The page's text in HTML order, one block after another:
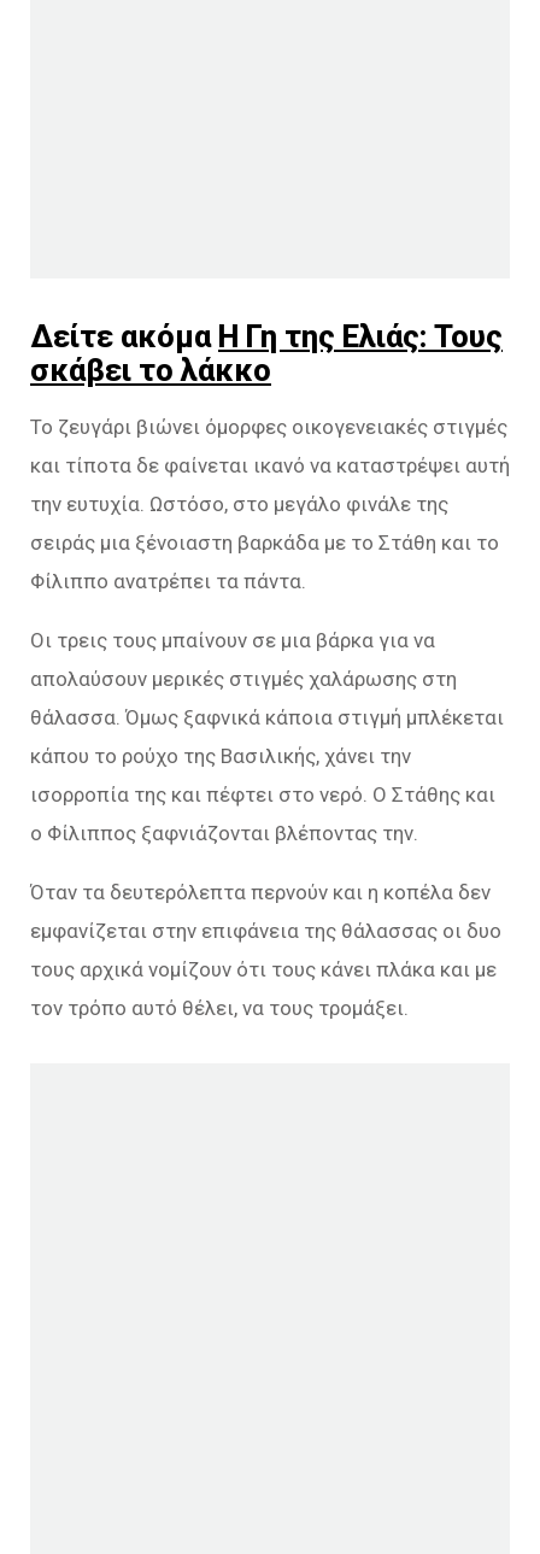
Δείτε ακόμα Η Γη της Ελιάς: Τους
σκάβει το λάκκο
Το ζευγάρι βιώνει όμορφες οικογενειακές στιγμές
και τίποτα δε φαίνεται ικανό να καταστρέψει αυτή
την ευτυχία. Ωστόσο, στο μεγάλο φινάλε της
σειράς μια ξένοιαστη βαρκάδα με το Στάθη και το
Φίλιππο ανατρέπει τα πάντα.
Οι τρεις τους μπαίνουν σε μια βάρκα για να
απολαύσουν μερικές στιγμές χαλάρωσης στη
θάλασσα. Όμως ξαφνικά κάποια στιγμή μπλέκεται
κάπου το ρούχο της Βασιλικής, χάνει την
ισορροπία της και πέφτει στο νερό. Ο Στάθης και
ο Φίλιππος ξαφνιάζονται βλέποντας την.
Όταν τα δευτερόλεπτα περνούν και η κοπέλα δεν
εμφανίζεται στην επιφάνεια της θάλασσας οι δυο
τους αρχικά νομίζουν ότι τους κάνει πλάκα και με
τον τρόπο αυτό θέλει, να τους τρομάξει.